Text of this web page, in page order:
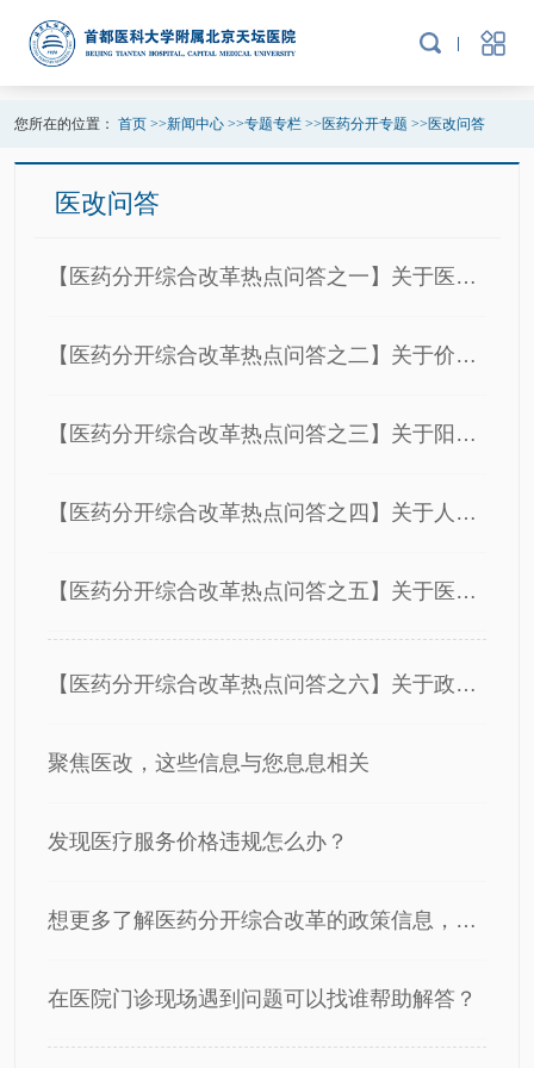
您所在的位置： 首页>>新闻中心>>专题专栏>>医药分开专题 >>医改问答
医改问答
【医药分开综合改革热点问答之一】关于医药分开
【医药分开综合改革热点问答之二】关于价格改革
【医药分开综合改革热点问答之三】关于阳光采购及药品供应
【医药分开综合改革热点问答之四】关于人力社保政策
【医药分开综合改革热点问答之五】关于医疗服务改善及加强监督管理
【医药分开综合改革热点问答之六】关于政策配套及工作效果
聚焦医改，这些信息与您息息相关
发现医疗服务价格违规怎么办？
想更多了解医药分开综合改革的政策信息，到哪里去查？
在医院门诊现场遇到问题可以找谁帮助解答？